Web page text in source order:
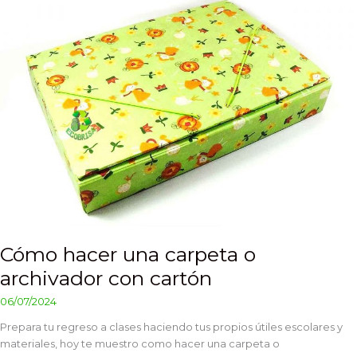
Cómo hacer una carpeta o
archivador con cartón
06/07/2024
Prepara tu regreso a clases haciendo tus propios útiles escolares y
materiales, hoy te muestro como hacer una carpeta o
archivador
con
cartón